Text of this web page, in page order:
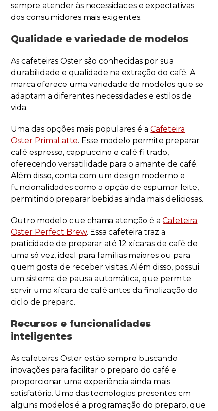
sempre atender às necessidades e expectativas
dos consumidores mais exigentes.
Qualidade e variedade de modelos
As cafeteiras Oster são conhecidas por sua
durabilidade e qualidade na extração do café. A
marca oferece uma variedade de modelos que se
adaptam a diferentes necessidades e estilos de
vida.
Uma das opções mais populares é aCafeteira
Oster PrimaLatte. Esse modelo permite preparar
café espresso, cappuccino e café filtrado,
oferecendo versatilidade para o amante de café.
Além disso, conta com um design moderno e
funcionalidades como a opção de espumar leite,
permitindo preparar bebidas ainda mais deliciosas.
Outro modelo que chama atenção é aCafeteira
Oster Perfect Brew. Essa cafeteira traz a
praticidade de preparar até 12 xícaras de café de
uma só vez, ideal para famílias maiores ou para
quem gosta de receber visitas. Além disso, possui
um sistema de pausa automática, que permite
servir uma xícara de café antes da finalização do
ciclo de preparo.
Recursos e funcionalidades
inteligentes
As cafeteiras Oster estão sempre buscando
inovações para facilitar o preparo do café e
proporcionar uma experiência ainda mais
satisfatória. Uma das tecnologias presentes em
alguns modelos é a programação do preparo, que